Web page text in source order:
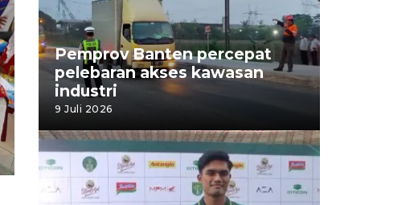
Pemprov Banten percepat
pelebaran akses kawasan
industri
9 Juli 2026